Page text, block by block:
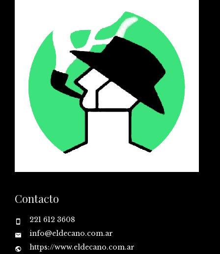
Contacto
221 612 3608
info@eldecano.com.ar
https://www.eldecano.com.ar